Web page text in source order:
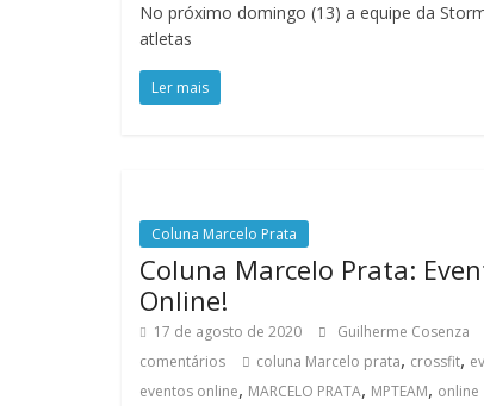
No próximo domingo (13) a equipe da
atletas
Ler mais
Coluna Marcelo Prata
Coluna Marcelo Prata:
Online!
17 de agosto de 2020 Guilherme Cosenza
comentários
coluna Marcelo prata, crossfit,
eventos online, MARCELO PRATA, MPTEAM, online